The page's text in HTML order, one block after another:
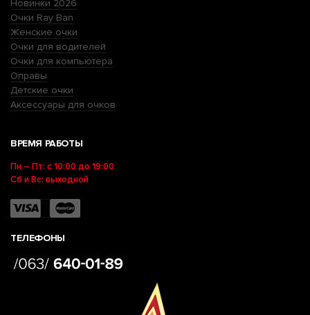
Новинки 2026
Очки Ray Ban
Женские очки
Очки для водителей
Очки для компьютера
Оправы
Детские очки
Аксессуары для очков
ВРЕМЯ РАБОТЫ
Пн – Пт: с 10:00 до 19:00
Сб и Вс: выходной
ТЕЛЕФОНЫ